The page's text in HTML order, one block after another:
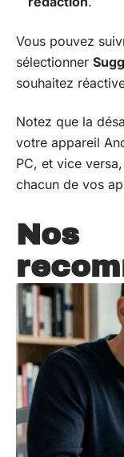
Vous pouvez
sélectionner
souhaitez
Notez que la
votre appareil
PC, et vice
chacun de vos
Nos